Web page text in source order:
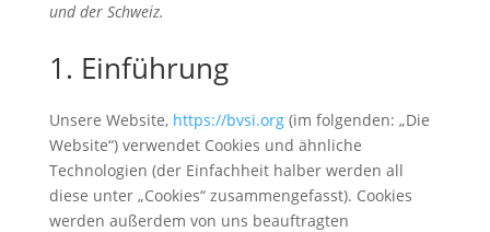
und der Schweiz.
1. Einführung
Unsere Website, https://bvsi.org(im folgenden: „Die
Website“) verwendet Cookies und ähnliche
Technologien (der Einfachheit halber werden all
diese unter „Cookies“ zusammengefasst). Cookies
werden außerdem von uns beauftragten